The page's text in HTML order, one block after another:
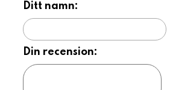
Ditt namn:
Din recension: